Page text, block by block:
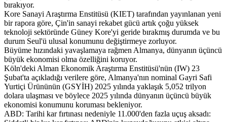
bırakıyor.
Kore Sanayi Araştırma Enstitüsü (KIET) tarafından yayınlanan yeni
bir rapora göre, Çin'in sanayi rekabet gücü artık çoğu yüksek
teknoloji sektöründe Güney Kore'yi geride bırakmış durumda ve bu
durum Seul'ü ulusal konumunu değiştirmeye zorluyor.
Büyüme hızındaki yavaşlamaya rağmen Almanya, dünyanın üçüncü
büyük ekonomisi olma özelliğini koruyor.
Köln'deki Alman Ekonomik Araştırma Enstitüsü'nün (IW) 23
Şubat'ta açıkladığı verilere göre, Almanya'nın nominal Gayri Safi
Yurtiçi Ürününün (GSYİH) 2025 yılında yaklaşık 5,052 trilyon
dolara ulaşması ve böylece 2025 yılında dünyanın üçüncü büyük
ekonomisi konumunu koruması bekleniyor.
ABD: Tarihi kar fırtınası nedeniyle 11.000'den fazla uçuş aksadı: